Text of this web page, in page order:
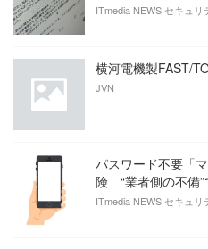
ITmedia NEWS セキュリ
横河電機製FAST/
JVN
パスワード不要「
険 “業者側の不備”
ITmedia NEWS セキュリ